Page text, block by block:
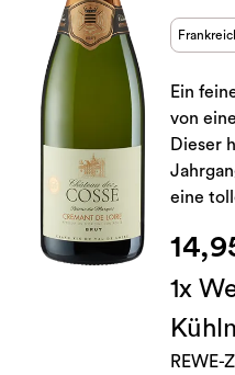
Ein
von
Dieser
eine
1x
REWE-